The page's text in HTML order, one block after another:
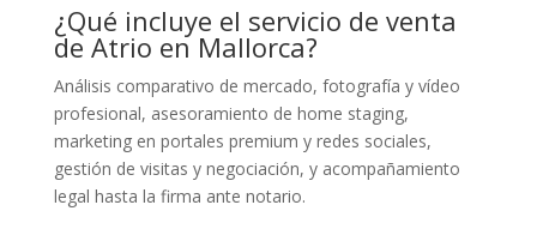
¿Qué incluye el servicio de venta
de Atrio en Mallorca?
Análisis comparativo de mercado, fotografía y vídeo
profesional, asesoramiento de home staging,
marketing en portales premium y redes sociales,
gestión de visitas y negociación, y acompañamiento
legal hasta la firma ante notario.